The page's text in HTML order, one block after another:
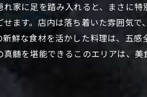
グルメスポ
隠れ家的ス
静かな隠れ家で
れ家に足を踏み入れると、まさに
ます。店内は落ち着いた雰囲気
新鮮な食材を活かした料理は、五
真髄を堪能できるこのエリアは、